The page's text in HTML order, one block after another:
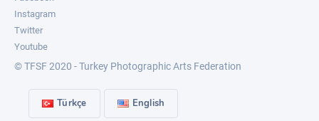
Instagram
Twitter
Youtube
© TFSF 2020 - Turkey Photographic Arts Federation
Türkçe English